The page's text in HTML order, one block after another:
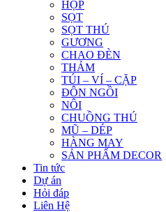
HỘP
SỌT
SỌT THÚ
GƯƠNG
CHAO ĐÈN
THẢM
TÚI – VÍ – CẶP
ĐÔN NGỒI
NÔI
CHUỒNG THÚ
MŨ – DÉP
HÀNG MAY
SẢN PHẨM DECOR
Tin tức
Dự án
Hỏi đáp
Liên Hệ